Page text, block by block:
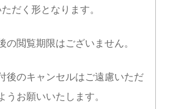
だく形となります。
の閲覧期限はございません。
後のキャンセルはご遠慮いただ
うお願いいたします。